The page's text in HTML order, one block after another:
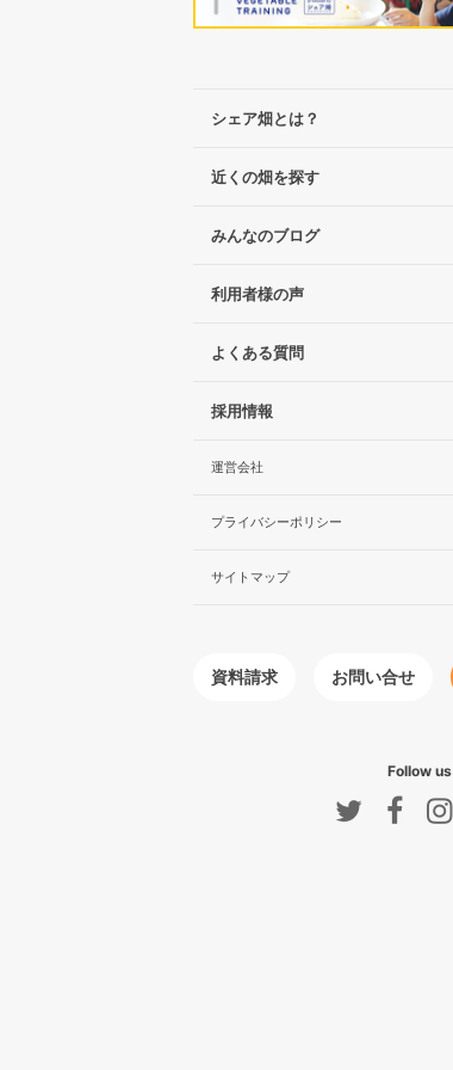
シェア畑とは？
近くの畑を探す
みんなのブログ
利用者様の声
よくある質問
採用情報
運営会社
プライバシーポリシー
サイトマップ
資料請求 お問い合せ
Follow us